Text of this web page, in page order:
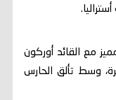
مع القائد أوركون
وسط تألق الحارس